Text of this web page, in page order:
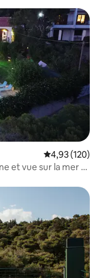
Évaluation
4,93 (120)
et vue sur la mer -